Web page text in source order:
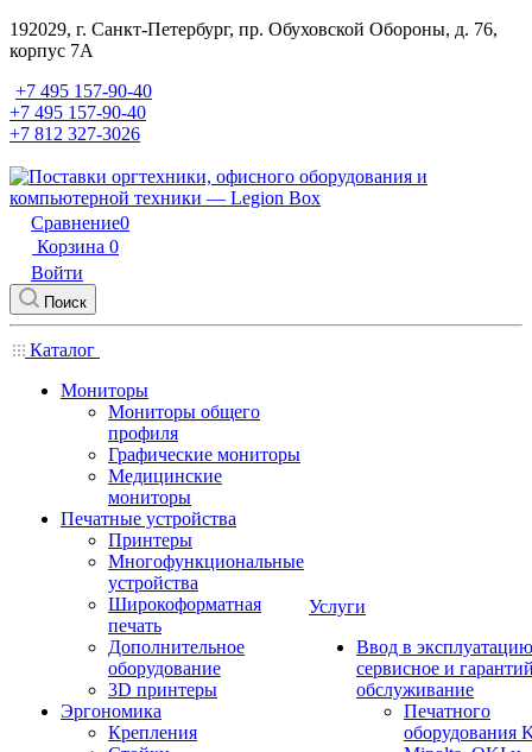
192029, г. Санкт-Петербург, пр. Обуховской Обороны, д. 76,
корпус 7А
+7 495 157-90-40
+7 495 157-90-40
+7 812 327-3026
Сравнение0
Корзина 0
Войти
Поиск
Каталог
Мониторы
Мониторы общего
профиля
Графические мониторы
Медицинские
мониторы
Печатные устройства
Принтеры
Многофункциональные
устройства
Широкоформатная
печать
Дополнительное
оборудование
3D принтеры
Эргономика
Крепления
Услуги
Ввод в
сервисное и
обслуживание
Печатного
оборудования